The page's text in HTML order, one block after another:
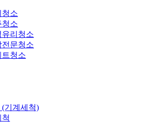
청소
청소
리청소
문청소
청소
(기계세척)